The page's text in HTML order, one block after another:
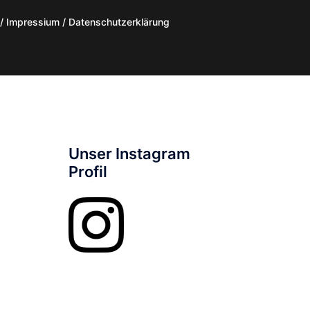
Impressium / Datenschutzerklärung
Unser Instagram
Profil